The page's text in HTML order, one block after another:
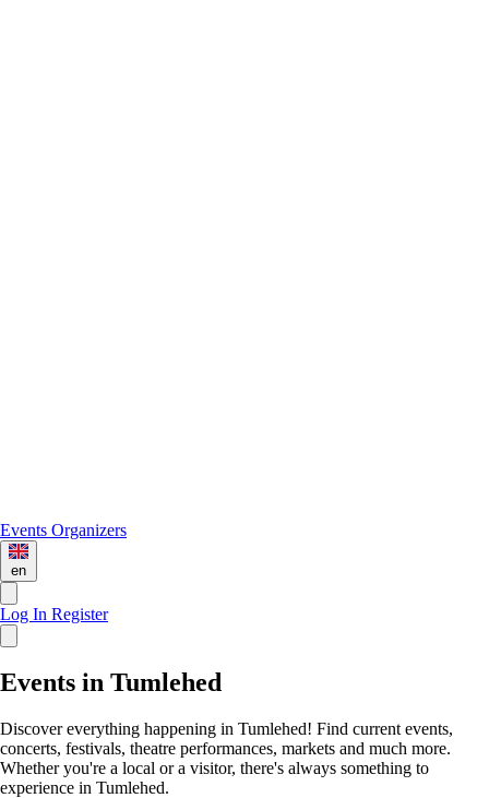
Events Organizers
en
Log In Register
Events in Tumlehed
Discover everything happening in Tumlehed! Find current events,
concerts, festivals, theatre performances, markets and much more.
Whether you're a local or a visitor, there's always something to
experience in Tumlehed.